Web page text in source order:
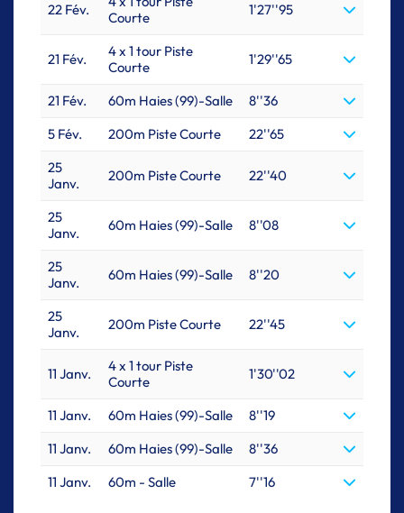
22 Fév.
Courte
1'27''95
21 Fév.
4 x 1 tour Piste
Courte
1'29''65
21 Fév. 60m Haies (99)-Salle
8''36
5 Fév.
200m Piste Courte
22''65
25
Janv.
200m Piste Courte 22''40
25
Janv.
60m Haies (99)-Salle 8''08
25
Janv.
60m Haies (99)-Salle 8''20
25
Janv.
200m Piste Courte 22''45
11 Janv.
4 x 1 tour Piste
Courte
1'30''02
11 Janv. 60m Haies (99)-Salle
8''19
11 Janv.
60m Haies (99)-Salle
8''36
11 Janv.
60m - Salle 7''16